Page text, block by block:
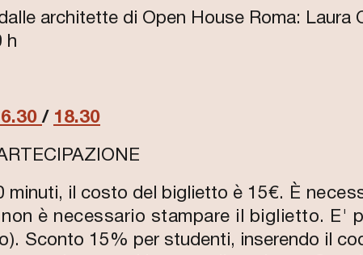
architette di Open House Roma: Laura
h
/ 18.30
minuti, il costo del biglietto è 15€. È
è necessario stampare il biglietto. E'
Sconto 15% per studenti, inserendo il